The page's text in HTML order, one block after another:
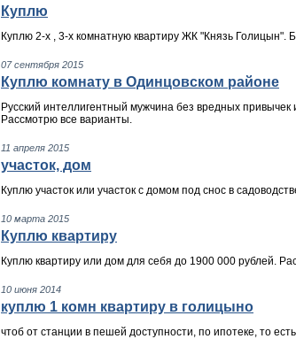
Куплю
Куплю 2-х , 3-х комнатную квартиру ЖК "Князь Голицын".
07 сентября 2015
Куплю комнату в Одинцовском районе
Русский интеллигентный мужчина без вредных
Рассмотрю все варианты.
11 апреля 2015
участок, дом
Куплю участок или участок с домом под снос в
10 марта 2015
Куплю квартиру
Куплю квартиру или дом для себя до 1900 000 рублей.
10 июня 2014
куплю 1 комн квартиру в голицыно
чтоб от станции в пешей доступности, по ипотеке, то